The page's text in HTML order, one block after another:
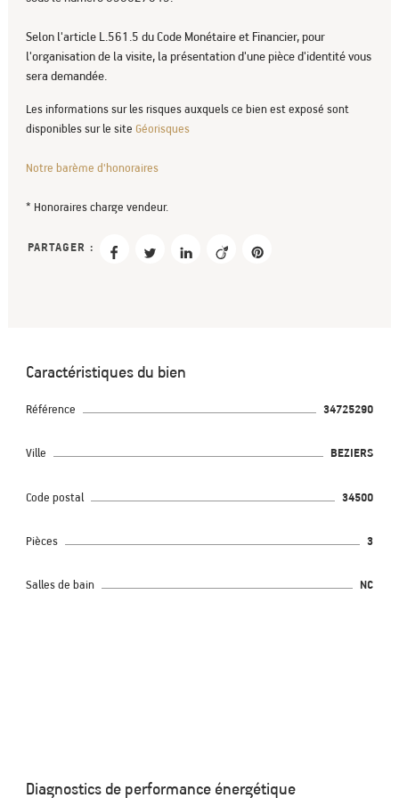
Selon l'article L.561.5 du Code Monétaire et Financier, pour
l'organisation de la visite, la présentation d'une pièce d'identité vous
sera demandée.
Les informations sur les risques auxquels ce bien est exposé sont
disponibles sur le site Géorisques
Notre barème d'honoraires
* Honoraires charge vendeur.
PARTAGER :
Caractéristiques du bien
Référence 34725290
Ville BEZIERS
Code postal 34500
Pièces 3
Salles de bain NC
Diagnostics de performance énergétique